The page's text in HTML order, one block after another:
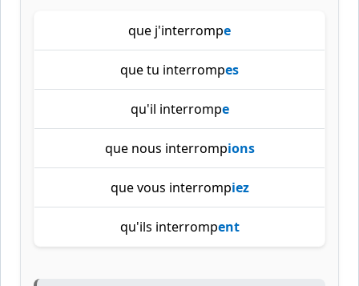
que j'interrompe
que tu interrompes
qu'il interrompe
que nous interrompions
que vous interrompiez
qu'ils interrompent